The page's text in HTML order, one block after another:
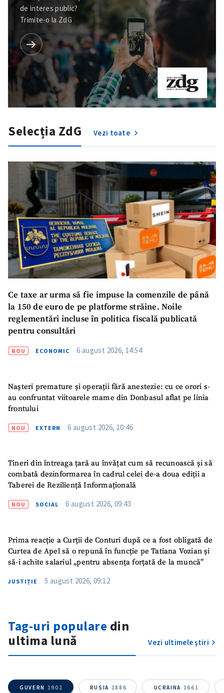
de interes public?
Trimite-o la ZdG
Selecția ZdG Vezi toate
Ce taxe ar urma să fie impuse la comenzile de până
la 150 de euro de pe platforme străine. Noile
reglementări incluse în politica fiscală publicată
pentru consultări
NOU ECONOMIC 6 august 2026, 14:54
Nașteri premature și operații fără anestezie: cu ce orori s-
au confruntat viitoarele mame din Donbasul aflat pe linia
frontului
NOU EXTERN 6 august 2026, 10:46
Tineri din întreaga țară au învățat cum să recunoască și să
combată dezinformarea în cadrul celei de-a doua ediții a
Taberei de Reziliență Informațională
NOU SOCIAL 6 august 2026, 09:43
Prima reacție a Curții de Conturi după ce a fost obligată de
Curtea de Apel să o repună în funcție pe Tatiana Vozian și
să-i achite salariul „pentru absența forțată de la muncă”
JUSTIȚIE 5 august 2026, 09:12
Tag-uri populare din
ultima lună
Vezi ultimele știri
GUVERN 1902 RUSIA 1886 UCRAINA 1661
Titlu știre
+ Adaugă titlu
Fotografie
+ Încarcă imagine
Link media+ Link media